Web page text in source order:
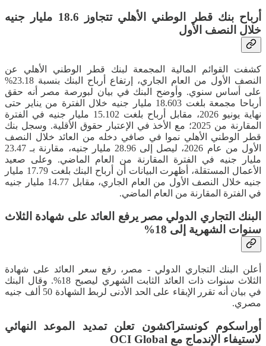
أرباح بنك قطر الوطني الأهلي تتجاوز 18.6 مليار جنيه
خلال النصف الأول
كشفت القوائم المالية المجمعة لبنك قطر الوطني الأهلي عن
النصف الأول من العام الجاري، إرتفاع أرباح البنك بنسبة 23.18%
على أساس سنوي. ​وأوضح البنك في بيان لبورصة مصر أنه حقق
أرباحا مجمعة بلغت 18.603 مليار جنيه خلال الفترة من يناير حتى
نهاية يونيو 2026، مقابل أرباح بلغت 15.102 مليار جنيه في الفترة
المقارنة من 2025؛ مع الأخذ في الإعتبار حقوق الأقلية. وسجل بنك
قطر الوطني الأهلي نموا في صافي دخله من العائد خلال النصف
الأول من عام 2026، ليصل إلى 28.96 مليار جنيه، مقارنة بـ 23.47
مليار جنيه في الفترة المقارنة من العام الماضي. ​وعلى صعيد
الأعمال المستقلة، أظهرت البيانات أن أرباح البنك بلغت 17.79 مليار
جنيه خلال النصف الأول من العام الجاري، مقابل 14.77 مليار جنيه
في الفترة المقارنة من العام الماضي.
البنك التجاري الدولي مصر يرفع العائد على شهادة الثلاث
سنوات الشهرية إلى 18%
أعلن البنك التجاري الدولي - مصر، رفع سعر العائد على شهادة
الثلاث سنوات ذات العائد الثابت الشهري ليصبح 18%. وقال البنك
في بيان أنه تقرر الإبقاء على الحد الأدنى لربط الشهادة 50 ألف جنيه
مصري.
​أوراسكوم كونستراكشون تعلن تمديد الموعد النهائي
لاستيفاء الإندماج مع OCI Global